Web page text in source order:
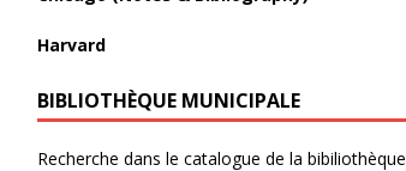
Harvard
BIBLIOTHÈQUE MUNICIPALE
Recherche dans le catalogue de la bibiliothèque